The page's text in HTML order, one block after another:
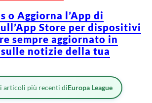
o Aggiorna l’App di
Store per dispositivi
sempre aggiornato in
notizie della tua
articoli più recenti diEuropa League